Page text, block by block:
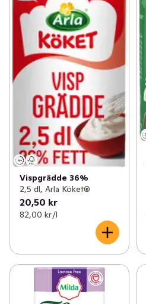
Vispgrädde 36%
2,5 dl, Arla Köket®
20,50 kr
82,00 kr /l